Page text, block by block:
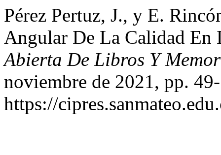
Pérez Pertuz, J., y E.
Angular De La Calidad
Abierta De Libros Y
noviembre de 2021, pp.
https://